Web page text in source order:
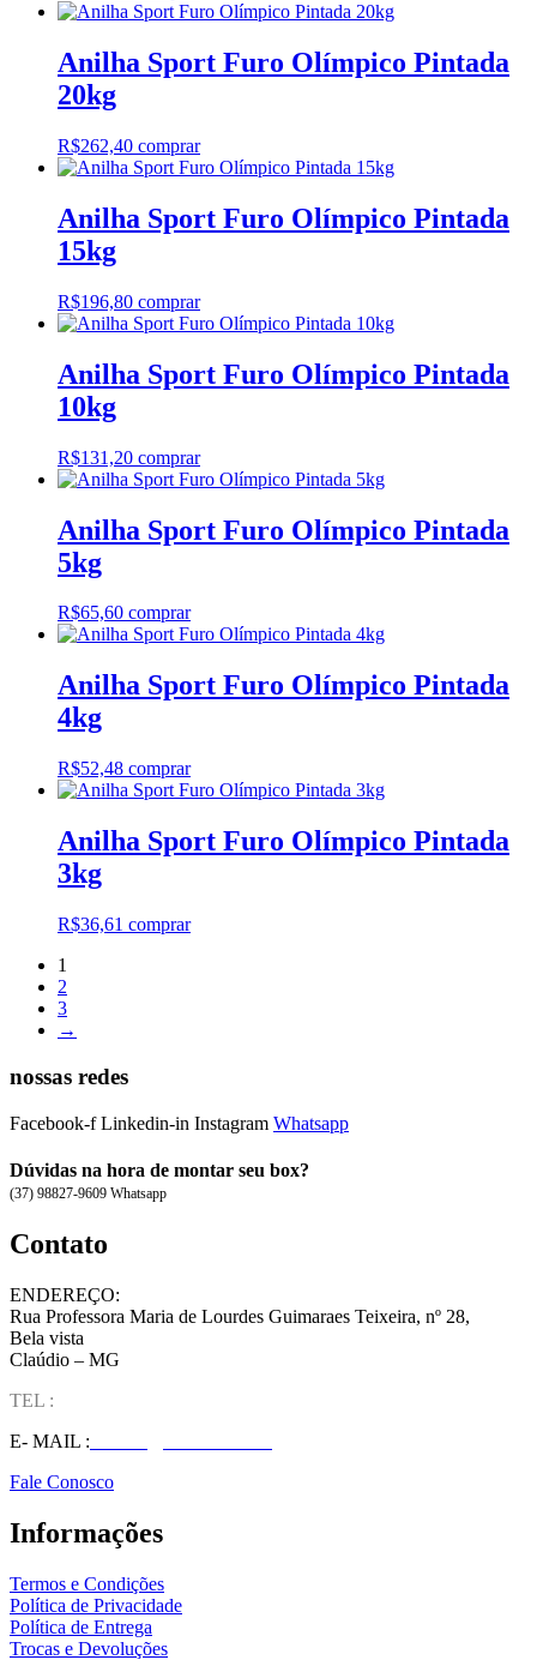
Anilha Sport Furo Olímpico Pintada
20kg
R$262,40 comprar
Anilha Sport Furo Olímpico Pintada
15kg
R$196,80 comprar
Anilha Sport Furo Olímpico Pintada
10kg
R$131,20 comprar
Anilha Sport Furo Olímpico Pintada
5kg
R$65,60 comprar
Anilha Sport Furo Olímpico Pintada
4kg
R$52,48 comprar
Anilha Sport Furo Olímpico Pintada
3kg
R$36,61 comprar
1
2
3
→
nossas redes
Facebook-f Linkedin-in Instagram Whatsapp
Dúvidas na hora de montar seu box?
(37) 98827-9609 Whatsapp
Contato
ENDEREÇO:
Rua Professora Maria de Lourdes Guimaraes Teixeira, nº 28,
Bela vista
Claúdio – MG
TEL :
E- MAIL :
Fale Conosco
Informações
Termos e Condições
Política de Privacidade
Política de Entrega
Trocas e Devoluções